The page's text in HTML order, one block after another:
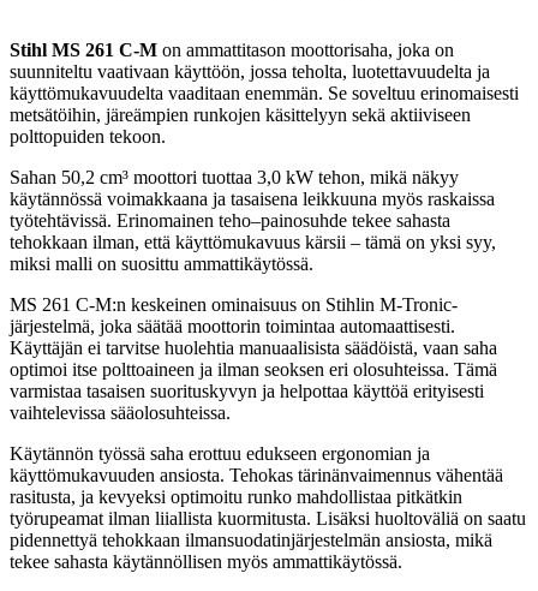
Stihl MS 261 C-M on ammattitason moottorisaha, joka on
suunniteltu vaativaan käyttöön, jossa teholta, luotettavuudelta ja
käyttömukavuudelta vaaditaan enemmän. Se soveltuu erinomaisesti
metsätöihin, järeämpien runkojen käsittelyyn sekä aktiiviseen
polttopuiden tekoon.
Sahan 50,2 cm³ moottori tuottaa 3,0 kW tehon, mikä näkyy
käytännössä voimakkaana ja tasaisena leikkuuna myös raskaissa
työtehtävissä. Erinomainen teho–painosuhde tekee sahasta
tehokkaan ilman, että käyttömukavuus kärsii – tämä on yksi syy,
miksi malli on suosittu ammattikäytössä.
MS 261 C-M:n keskeinen ominaisuus on Stihlin M-Tronic-
järjestelmä, joka säätää moottorin toimintaa automaattisesti.
Käyttäjän ei tarvitse huolehtia manuaalisista säädöistä, vaan saha
optimoi itse polttoaineen ja ilman seoksen eri olosuhteissa. Tämä
varmistaa tasaisen suorituskyvyn ja helpottaa käyttöä erityisesti
vaihtelevissa sääolosuhteissa.
Käytännön työssä saha erottuu edukseen ergonomian ja
käyttömukavuuden ansiosta. Tehokas tärinänvaimennus vähentää
rasitusta, ja kevyeksi optimoitu runko mahdollistaa pitkätkin
työrupeamat ilman liiallista kuormitusta. Lisäksi huoltoväliä on saatu
pidennettyä tehokkaan ilmansuodatinjärjestelmän ansiosta, mikä
tekee sahasta käytännöllisen myös ammattikäytössä.